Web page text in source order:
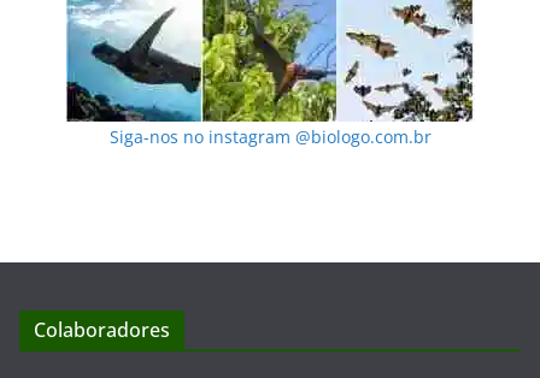
Siga-nos no instagram @biologo.com.br
Colaboradores